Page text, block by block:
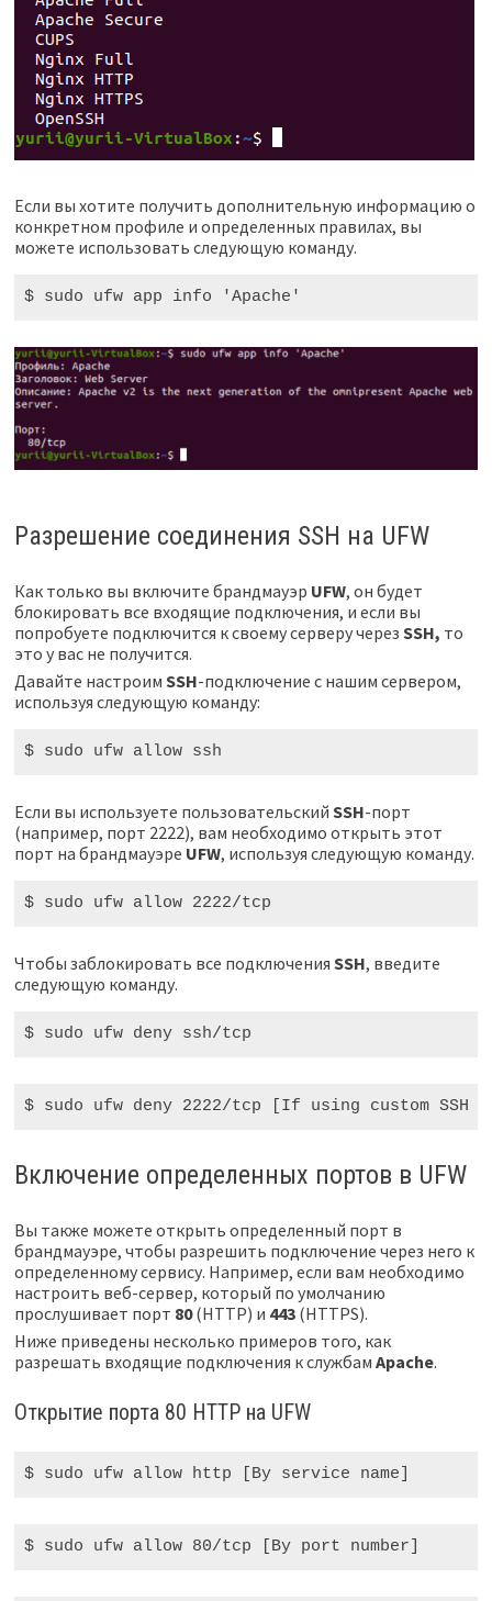
Если вы хотите получить дополнительную информацию о
конкретном профиле и определенных правилах, вы
можете использовать следующую команду.
$ sudo ufw app info 'Apache'
Разрешение соединения SSH на UFW
Как только вы включите брандмауэр UFW, он будет
блокировать все входящие подключения, и если вы
попробуете подключится к своему серверу через SSH, то
это у вас не получится.
Давайте настроим SSH-подключение с нашим сервером,
используя следующую команду:
$ sudo ufw allow ssh
Если вы используете пользовательский SSH-порт
(например, порт 2222), вам необходимо открыть этот
порт на брандмауэре UFW, используя следующую команду.
$ sudo ufw allow 2222/tcp
Чтобы заблокировать все подключения SSH, введите
следующую команду.
$ sudo ufw deny ssh/tcp
$ sudo ufw deny 2222/tcp [If using custom SSH
Включение определенных портов в UFW
Вы также можете открыть определенный порт в
брандмауэре, чтобы разрешить подключение через него к
определенному сервису. Например, если вам необходимо
настроить веб-сервер, который по умолчанию
прослушивает порт 80(HTTP) и 443(HTTPS).
Ниже приведены несколько примеров того, как
разрешать входящие подключения к службам Apache.
Открытие порта 80 HTTP на UFW
$ sudo ufw allow http [By service name]
$ sudo ufw allow 80/tcp [By port number]